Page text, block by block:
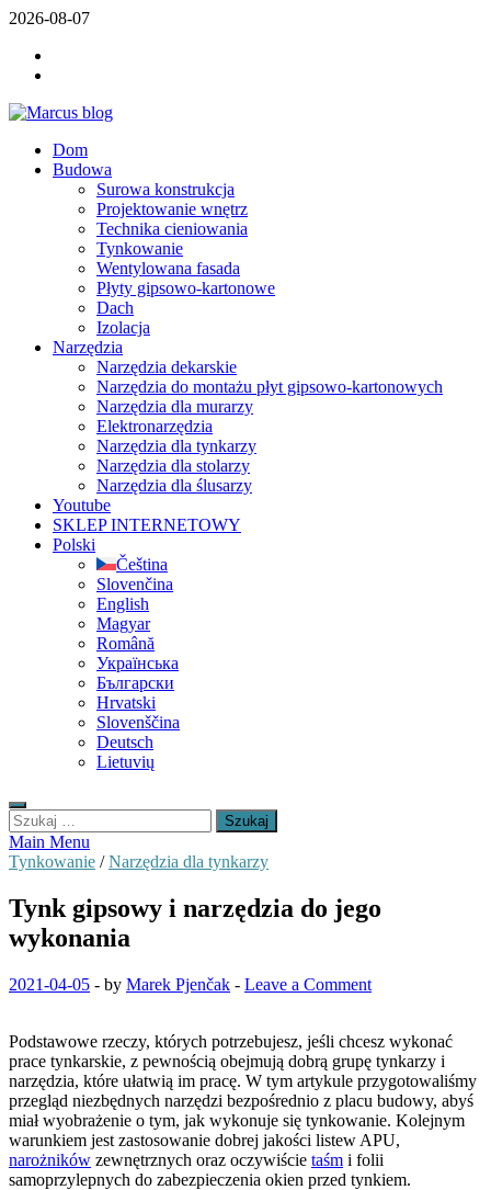
Skip
content
2026-08-07
NÁRADIE
Marcus blog
Stavebné profily, náradie, izolácie
Dom
Budowa
Surowa konstrukcja
Projektowanie wnętrz
Technika cieniowania
Tynkowanie
Wentylowana fasada
Płyty gipsowo-kartonowe
Dach
Izolacja
Narzędzia
Narzędzia dekarskie
Narzędzia do montażu płyt gipsowo-kartonowych
Narzędzia dla murarzy
Elektronarzędzia
Narzędzia dla tynkarzy
Narzędzia dla stolarzy
Narzędzia dla ślusarzy
Youtube
SKLEP INTERNETOWY
Polski
Čeština
Slovenčina
English
Magyar
Română
Українська
Български
Hrvatski
Slovenščina
Deutsch
Lietuvių
Szukaj:
Main Menu
Tynkowanie /Narzędzia dla tynkarzy
Tynk gipsowy i narzędzia do jego
wykonania
2021-04-05 - by Marek Pjenčak - Leave a Comment
Podstawowe rzeczy, których potrzebujesz, jeśli chcesz wykonać
prace tynkarskie, z pewnością obejmują dobrą grupę tynkarzy i
narzędzia, które ułatwią im pracę. W tym artykule przygotowaliśmy
przegląd niezbędnych narzędzi bezpośrednio z placu budowy, abyś
miał wyobrażenie o tym, jak wykonuje się tynkowanie. Kolejnym
warunkiem jest zastosowanie dobrej jakości listew APU,
narożników zewnętrznych oraz oczywiście taśm i folii
samoprzylepnych do zabezpieczenia okien przed tynkiem.